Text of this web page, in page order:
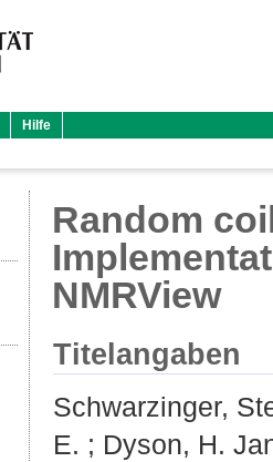
Hilfe
Random
NMRView
Titelangaben
Schwarzinger,
E. ; Dyson, H.